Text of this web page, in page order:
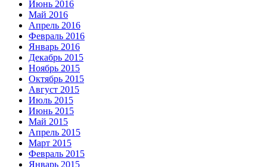
Июнь 2016
Май 2016
Апрель 2016
Февраль 2016
Январь 2016
Декабрь 2015
Ноябрь 2015
Октябрь 2015
Август 2015
Июль 2015
Июнь 2015
Май 2015
Апрель 2015
Март 2015
Февраль 2015
Январь 2015